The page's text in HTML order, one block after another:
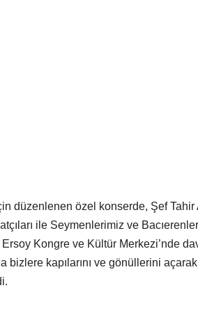
düzenlenen özel konserde, Şef
ile Seymenlerimiz ve
Kongre ve Kültür Merkezi’nde
bizlere kapılarını ve gönüllerini